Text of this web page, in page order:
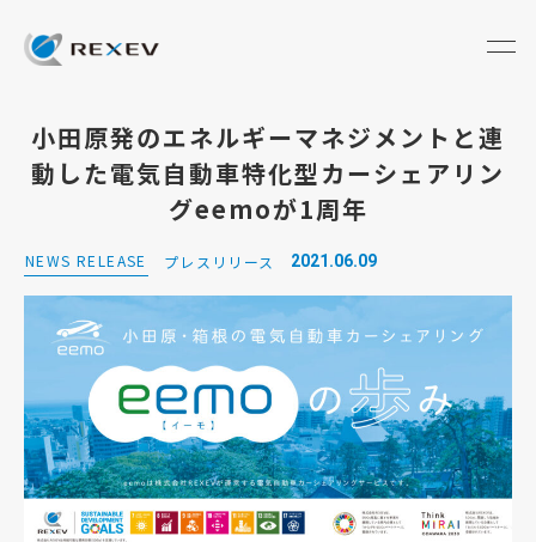
小田原発のエネルギーマネジメントと連
動した電気自動車特化型カーシェアリン
グeemoが1周年
NEWS RELEASE プレスリリース 2021.06.09